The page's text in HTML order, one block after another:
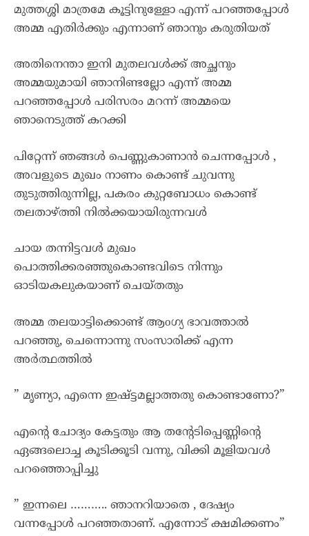
മുത്തശ്ശി മാത്രമേ കൂട്ടിനുള്ളോ എന്ന് പറഞ്ഞപ്പോൾ
അമ്മ എതിർക്കും എന്നാണ് ഞാനും കരുതിയത്
അതിനെന്താ ഇനി മുതലവൾക്ക് അച്ഛനും
അമ്മയുമായി ഞാനിണ്ടല്ലോ എന്ന് അമ്മ
പറഞ്ഞപ്പോൾ പരിസരം മറന്ന് അമ്മയെ
ഞാനെടുത്ത് കറക്കി
പിറ്റേന്ന് ഞങ്ങൾ പെണ്ണുകാണാൻ ചെന്നപ്പോൾ ,
അവളുടെ മുഖം നാണം കൊണ്ട് ചുവന്നു
തുടുത്തിരുന്നില്ല, പകരം കുറ്റബോധം കൊണ്ട്
തലതാഴ്‌ത്തി നിൽക്കയായിരുന്നവൾ
ചായ തന്നിട്ടവൾ മുഖം
പൊത്തിക്കരഞ്ഞുകൊണ്ടവിടെ നിന്നും
ഓടിയകലുകയാണ് ചെയ്തതും
അമ്മ തലയാട്ടിക്കൊണ്ട് ആoഗ്യ ഭാവത്താൽ
പറഞ്ഞു, ചെന്നൊന്നു സംസാരിക്ക് എന്ന
അർത്ഥത്തിൽ
” മൃണ്യാ, എന്നെ ഇഷ്ട്ടമല്ലാത്തതു കൊണ്ടാണോ?”
എന്റെ ചോദ്യം കേട്ടതും ആ തന്റേടിപ്പെണ്ണിന്റെ
ഏങ്ങലൊച്ച കൂടിക്കൂടി വന്നു, വിക്കി മൂളിയവൾ
പറഞ്ഞൊപ്പിച്ചു
” ഇന്നലെ ……….. ഞാനറിയാതെ , ദേഷ്യം
വന്നപ്പോൾ പറഞ്ഞതാണ്. എന്നോട് ക്ഷമിക്കണം”